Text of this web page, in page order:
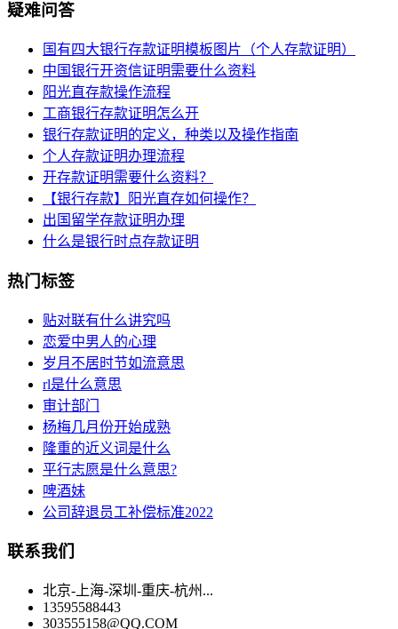
疑难问答
国有四大银行存款证明模板图片（个人存款证明）
中国银行开资信证明需要什么资料
阳光直存款操作流程
工商银行存款证明怎么开
银行存款证明的定义，种类以及操作指南
个人存款证明办理流程
开存款证明需要什么资料？
【银行存款】阳光直存如何操作？
出国留学存款证明办理
什么是银行时点存款证明
热门标签
贴对联有什么讲究吗
恋爱中男人的心理
岁月不居时节如流意思
rl是什么意思
审计部门
杨梅几月份开始成熟
隆重的近义词是什么
平行志愿是什么意思?
啤酒妹
公司辞退员工补偿标准2022
联系我们
北京-上海-深圳-重庆-杭州...
13595588443
303555158@QQ.COM